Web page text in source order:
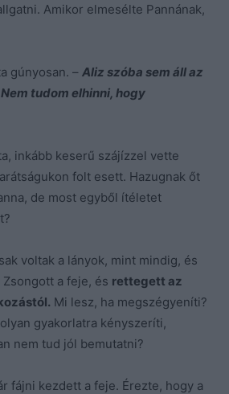
Amikor elmesélte Pannának,
gúnyosan. – Aliz szóba sem áll az
tudom elhinni, hogy
inkább keserű szájízzel vette
folt esett. Hazugnak őt
de most egyből ítéletet
voltak a lányok, mint mindig, és
a feje, és rettegett az
Mi lesz, ha megszégyeníti?
gyakorlatra kényszeríti,
nem tud jól bemutatni?
fájni kezdett a feje. Érezte, hogy a